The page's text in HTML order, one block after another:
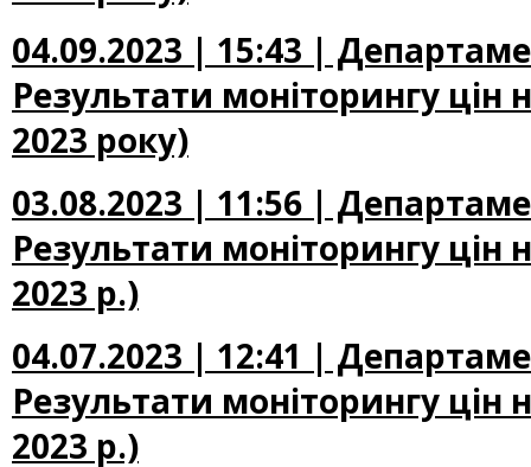
04.09.2023 | 15:43 |
Результати моніторингу цін
2023 року)
03.08.2023 | 11:56 |
Результати моніторингу цін
2023 р.)
04.07.2023 | 12:41 |
Результати моніторингу цін
2023 р.)